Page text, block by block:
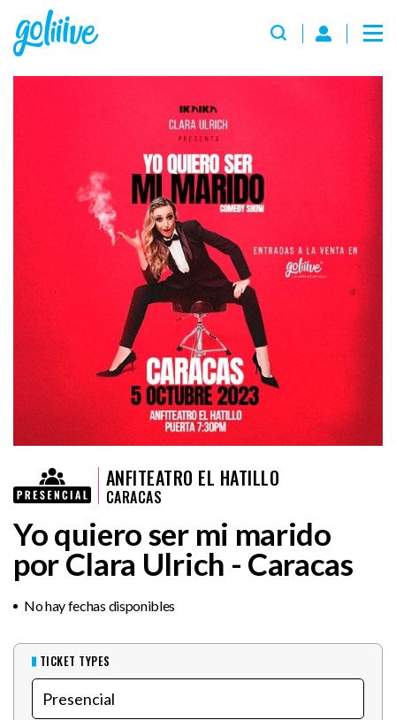
ANFITEATRO EL HATILLO
CARACAS
Yo quiero ser mi marido
por Clara Ulrich - Caracas
No hay fechas disponibles
TICKET TYPES